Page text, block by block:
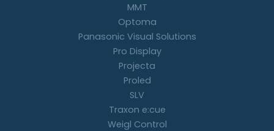
MMT
Optoma
Panasonic Visual Solutions
Pro Display
Projecta
Proled
SLV
Traxon e:cue
Weigl Control